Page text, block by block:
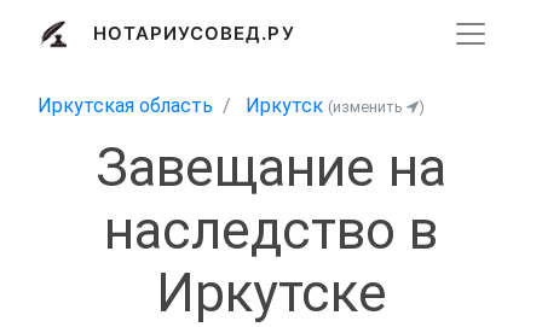
НОТАРИУСОВЕД.РУ
Иркутская область Иркутск (изменить )
Завещание на
наследство в
Иркутске